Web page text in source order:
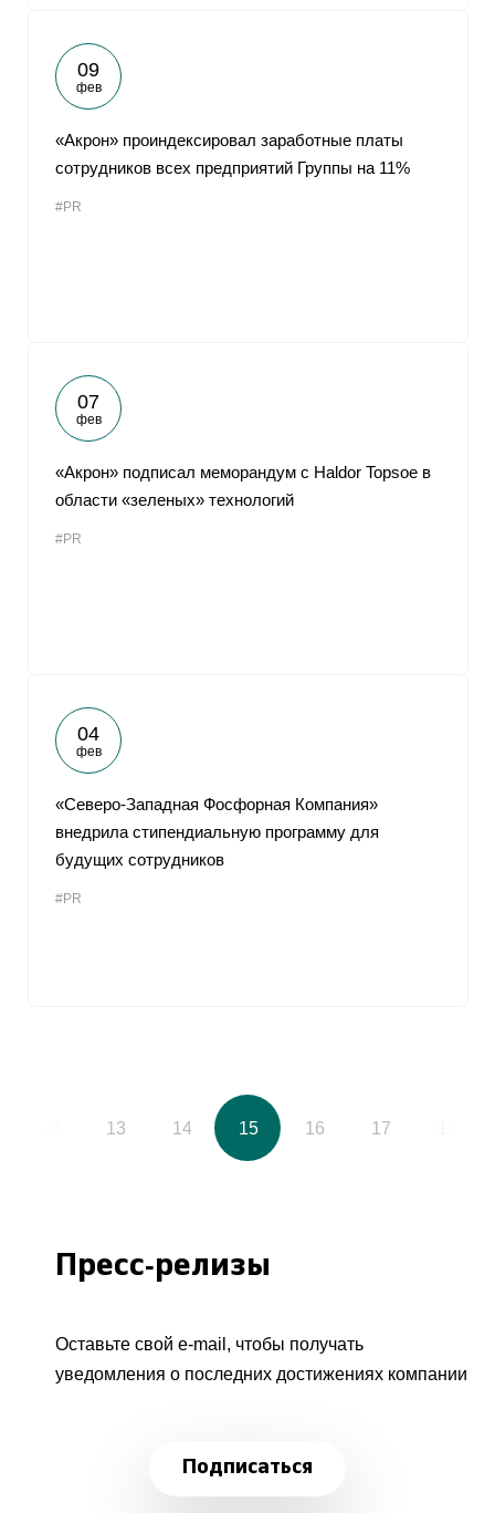
09
фев
«Акрон» проиндексировал заработные платы
сотрудников всех предприятий Группы на 11%
#PR
07
фев
«Акрон» подписал меморандум с Haldor Topsoe в
области «зеленых» технологий
#PR
04
фев
«Северо-Западная Фосфорная Компания»
внедрила стипендиальную программу для
будущих сотрудников
#PR
13 14 15 16 17
Пресс-релизы
Оставьте свой e-mail, чтобы получать
уведомления о последних достижениях компании
Подписаться